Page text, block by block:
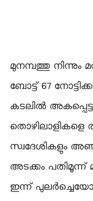
മുനമ്പത്തു
ബോട്ട് 67
കടലിൽ അകപ്പെട്ട
തൊഴിലാളികളെ
സ്വദേശികളും
അടക്കം പതിമൂന്ന്
ഇന്ന്